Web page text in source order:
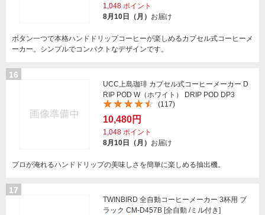
1,048 ポイント
8月10日（月） お届け
ボタン一つで本格ハンドドリップコーヒーが楽しめるカプセル式コーヒーメ
ーカー。シンプルでコンパクトなデザインです。
16
UCC上島珈琲 カプセル式コーヒーメーカー D
RIP POD W（ホワイト） DRIP POD DP3
(117)
10,480円
1,048 ポイント
8月10日（月） お届け
プロが淹れるハンドドリップの美味しさを簡単に楽しめる抽出機。
17
TWINBIRD 全自動コーヒーメーカー 3杯用 ブ
ラック CM-D457B [全自動 /ミル付き]